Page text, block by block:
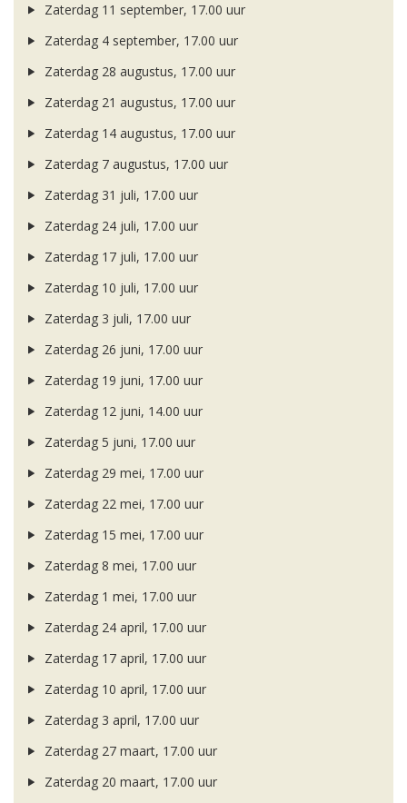
Zaterdag 11 september, 17.00 uur
Zaterdag 4 september, 17.00 uur
Zaterdag 28 augustus, 17.00 uur
Zaterdag 21 augustus, 17.00 uur
Zaterdag 14 augustus, 17.00 uur
Zaterdag 7 augustus, 17.00 uur
Zaterdag 31 juli, 17.00 uur
Zaterdag 24 juli, 17.00 uur
Zaterdag 17 juli, 17.00 uur
Zaterdag 10 juli, 17.00 uur
Zaterdag 3 juli, 17.00 uur
Zaterdag 26 juni, 17.00 uur
Zaterdag 19 juni, 17.00 uur
Zaterdag 12 juni, 14.00 uur
Zaterdag 5 juni, 17.00 uur
Zaterdag 29 mei, 17.00 uur
Zaterdag 22 mei, 17.00 uur
Zaterdag 15 mei, 17.00 uur
Zaterdag 8 mei, 17.00 uur
Zaterdag 1 mei, 17.00 uur
Zaterdag 24 april, 17.00 uur
Zaterdag 17 april, 17.00 uur
Zaterdag 10 april, 17.00 uur
Zaterdag 3 april, 17.00 uur
Zaterdag 27 maart, 17.00 uur
Zaterdag 20 maart, 17.00 uur